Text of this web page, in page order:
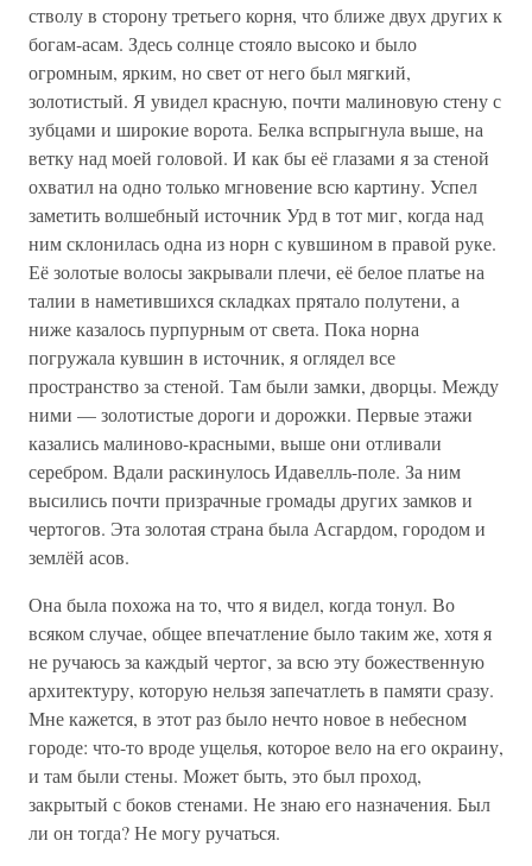
стволу в сторону третьего корня, что ближе двух других к
богам-асам. Здесь солнце стояло высоко и было
огромным, ярким, но свет от него был мягкий,
золотистый. Я увидел красную, почти малиновую стену с
зубцами и широкие ворота. Белка вспрыгнула выше, на
ветку над моей головой. И как бы её глазами я за стеной
охватил на одно только мгновение всю картину. Успел
заметить волшебный источник Урд в тот миг, когда над
ним склонилась одна из норн с кувшином в правой руке.
Её золотые волосы закрывали плечи, её белое платье на
талии в наметившихся складках прятало полутени, а
ниже казалось пурпурным от света. Пока норна
погружала кувшин в источник, я оглядел все
пространство за стеной. Там были замки, дворцы. Между
ними — золотистые дороги и дорожки. Первые этажи
казались малиново-красными, выше они отливали
серебром. Вдали раскинулось Идавелль-поле. За ним
высились почти призрачные громады других замков и
чертогов. Эта золотая страна была Асгардом, городом и
землёй асов.
Она была похожа на то, что я видел, когда тонул. Во
всяком случае, общее впечатление было таким же, хотя я
не ручаюсь за каждый чертог, за всю эту божественную
архитектуру, которую нельзя запечатлеть в памяти сразу.
Мне кажется, в этот раз было нечто новое в небесном
городе: что-то вроде ущелья, которое вело на его окраину,
и там были стены. Может быть, это был проход,
закрытый с боков стенами. Не знаю его назначения. Был
ли он тогда? Не могу ручаться.